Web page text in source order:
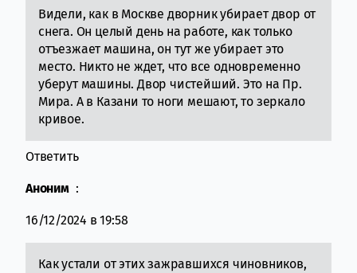
Видели, как в Москве дворник убирает двор от
снега. Он целый день на работе, как только
отъезжает машина, он тут же убирает это
место. Никто не ждет, что все одновременно
уберут машины. Двор чистейший. Это на Пр.
Мира. А в Казани то ноги мешают, то зеркало
кривое.
Ответить
Аноним :
16/12/2024 в 19:58
Как устали от этих зажравшихся чиновников,